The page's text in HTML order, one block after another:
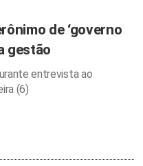
de ‘governo
gestão
entrevista ao
(6)